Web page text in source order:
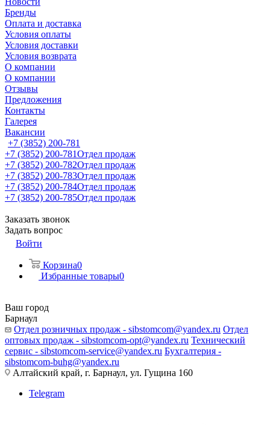
Бренды
Оплата и доставка
Условия оплаты
Условия доставки
Условия возврата
О компании
О компании
Отзывы
Предложения
Контакты
Галерея
Вакансии
+7 (3852) 200-781
+7 (3852) 200-781Отдел продаж
+7 (3852) 200-782Отдел продаж
+7 (3852) 200-783Отдел продаж
+7 (3852) 200-784Отдел продаж
+7 (3852) 200-785Отдел продаж
Заказать звонок
Задать вопрос
Войти
Корзина0
Избранные товары0
Ваш город
Барнаул
Отдел розничных продаж - sibstomcom@yandex.ru Отдел
оптовых продаж - sibstomcom-opt@yandex.ru Технический
сервис - sibstomcom-service@yandex.ru Бухгалтерия -
sibstomcom-buhg@yandex.ru
Алтайский край, г. Барнаул, ул. Гущина 160
Telegram